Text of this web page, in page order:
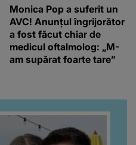
Monica Pop a suferit un
AVC! Anunțul îngrijorător
a fost făcut chiar de
medicul oftalmolog: „M-
am supărat foarte tare”